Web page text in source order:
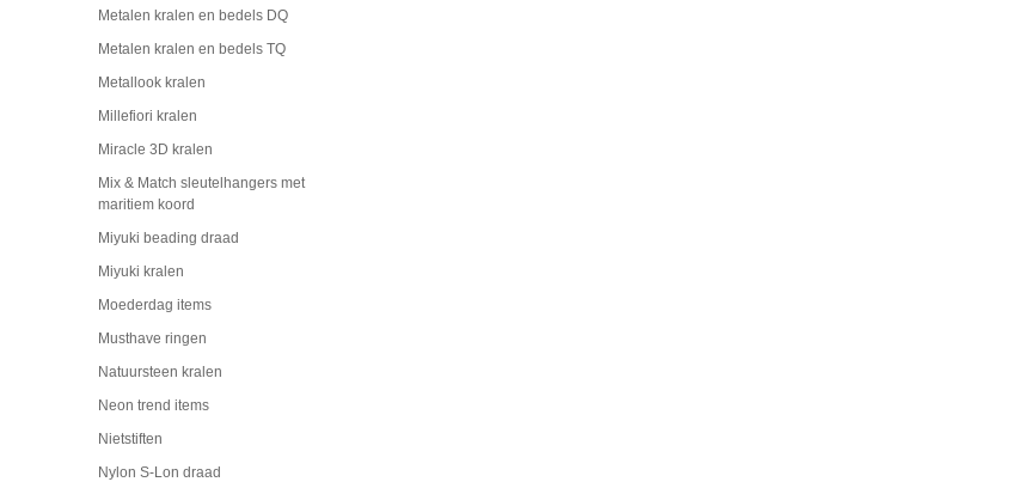
Metalen kralen en bedels DQ
Metalen kralen en bedels TQ
Metallook kralen
Millefiori kralen
Miracle 3D kralen
Mix & Match sleutelhangers met
maritiem koord
Miyuki beading draad
Miyuki kralen
Moederdag items
Musthave ringen
Natuursteen kralen
Neon trend items
Nietstiften
Nylon S-Lon draad